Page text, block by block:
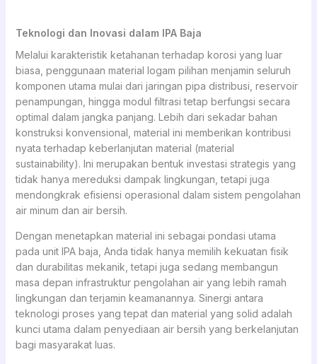
Teknologi dan Inovasi dalam IPA Baja
Melalui karakteristik ketahanan terhadap korosi yang luar
biasa, penggunaan material logam pilihan menjamin seluruh
komponen utama mulai dari jaringan pipa distribusi, reservoir
penampungan, hingga modul filtrasi tetap berfungsi secara
optimal dalam jangka panjang. Lebih dari sekadar bahan
konstruksi konvensional, material ini memberikan kontribusi
nyata terhadap keberlanjutan material (material
sustainability). Ini merupakan bentuk investasi strategis yang
tidak hanya mereduksi dampak lingkungan, tetapi juga
mendongkrak efisiensi operasional dalam sistem pengolahan
air minum dan air bersih.
Dengan menetapkan material ini sebagai pondasi utama
pada unit IPA baja, Anda tidak hanya memilih kekuatan fisik
dan durabilitas mekanik, tetapi juga sedang membangun
masa depan infrastruktur pengolahan air yang lebih ramah
lingkungan dan terjamin keamanannya. Sinergi antara
teknologi proses yang tepat dan material yang solid adalah
kunci utama dalam penyediaan air bersih yang berkelanjutan
bagi masyarakat luas.